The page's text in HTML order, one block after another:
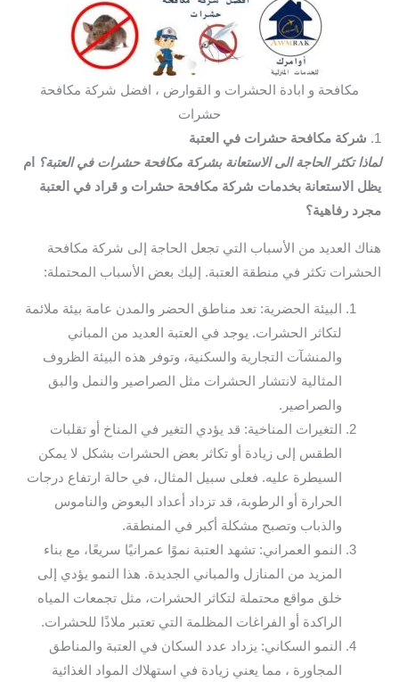
مكافحة و ابادة الحشرات و القوارض ، افضل شركة مكافحة
حشرات
1.
شركة مكافحة حشرات في العتبة
لماذا تكثر الحاجة الى الاستعانة بشركة مكافحة حشرات في العتبة؟
ام
يظل الاستعانة بخدمات شركة مكافحة حشرات و قراد في العتبة
مجرد رفاهية؟
هناك العديد من الأسباب التي تجعل الحاجة إلى شركة مكافحة
الحشرات تكثر في منطقة العتبة. إليك بعض الأسباب المحتملة:
البيئة الحضرية: تعد مناطق الحضر والمدن عامة بيئة ملائمة
لتكاثر الحشرات. يوجد في العتبة العديد من المباني
والمنشآت التجارية والسكنية، وتوفر هذه البيئة الظروف
المثالية لانتشار الحشرات مثل الصراصير والنمل والبق
والصراصير.
التغيرات المناخية: قد يؤدي التغير في المناخ أو تقلبات
الطقس إلى زيادة أو تكاثر بعض الحشرات بشكل لا يمكن
السيطرة عليه. فعلى سبيل المثال، في حالة ارتفاع درجات
الحرارة أو الرطوبة، قد تزداد أعداد البعوض والناموس
والذباب وتصبح مشكلة أكبر في المنطقة.
النمو العمراني: تشهد العتبة نموًا عمرانيًا سريعًا، مع بناء
المزيد من المنازل والمباني الجديدة. هذا النمو يؤدي إلى
خلق مواقع محتملة لتكاثر الحشرات، مثل تجمعات المياه
الراكدة أو الفراغات المظلمة التي تعتبر ملاذًا للحشرات.
النمو السكاني: يزداد عدد السكان في العتبة والمناطق
المجاورة ، مما يعني زيادة في استهلاك المواد الغذائية